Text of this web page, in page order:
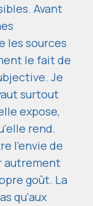
Avant
les sources
le fait de
Je
surtout
expose,
rend.
l'envie de
autrement
goût. La
qu'aux